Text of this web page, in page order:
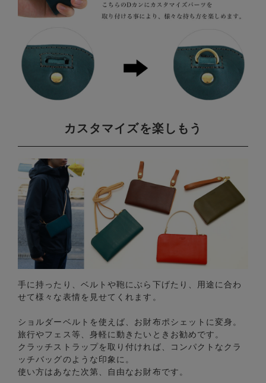
カスタマイズを楽しもう
手に持ったり、ベルトや鞄にぶら下げたり、用途に合わ
せて様々な表情を見せてくれます。
ショルダーベルトを使えば、お財布ポシェットに変身。
旅行やフェス等、身軽に動きたいときお勧めです。
クラッチストラップを取り付ければ、コンパクトなクラ
ッチバッグのような印象に。
使い方はあなた次第、自由なお財布です。